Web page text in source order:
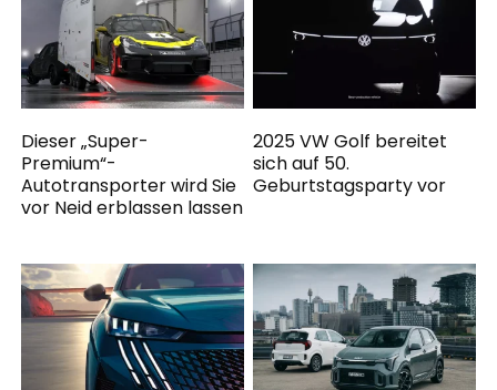
Dieser „Super-
Premium“-
Autotransporter wird Sie
vor Neid erblassen lassen
2025 VW Golf bereitet
sich auf 50.
Geburtstagsparty vor